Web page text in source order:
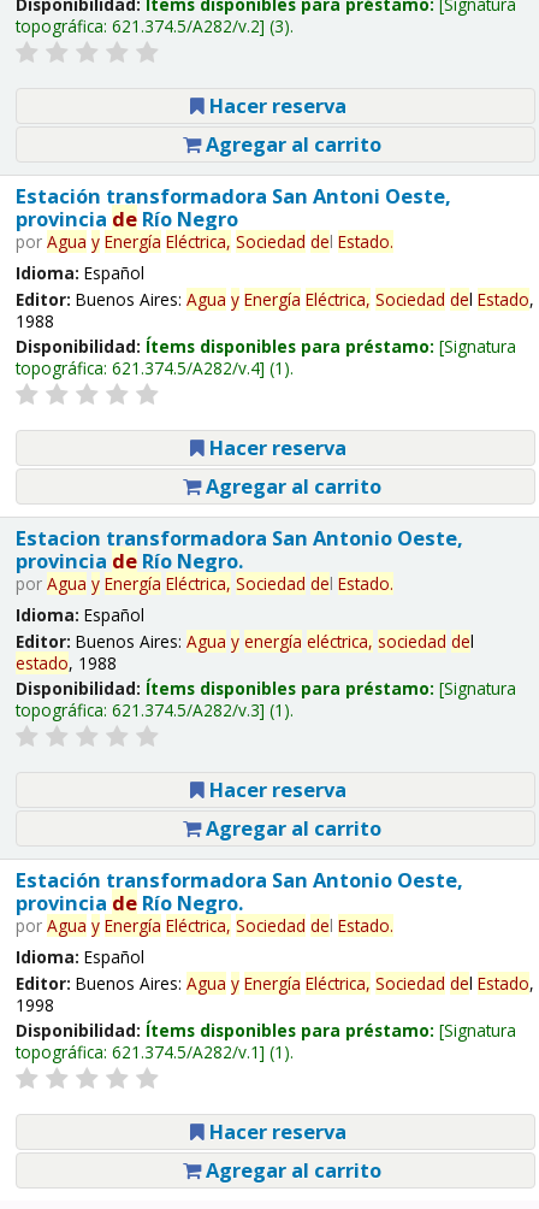
topográfica: 621.374.5/A282/v.2 (3).
Hacer reserva
Agregar al carrito
Estación transformadora San Antoni Oeste,
provincia deRío Negro
por Agua y Energía Eléctrica, Sociedad del Estado.
Idioma: Español
Editor: Buenos Aires: Agua y Energía Eléctrica, Sociedad del Estado,
1988
Disponibilidad: Ítems disponibles para préstamo: Signatura
topográfica: 621.374.5/A282/v.4 (1).
Hacer reserva
Agregar al carrito
Estacion transformadora San Antonio Oeste,
provincia deRío Negro.
por Agua y Energía Eléctrica, Sociedad del Estado.
Idioma: Español
Editor: Buenos Aires: Agua y energía eléctrica, sociedad del
estado, 1988
Disponibilidad: Ítems disponibles para préstamo: Signatura
topográfica: 621.374.5/A282/v.3 (1).
Hacer reserva
Agregar al carrito
Estación transformadora San Antonio Oeste,
provincia deRío Negro.
por Agua y Energía Eléctrica, Sociedad del Estado.
Idioma: Español
Editor: Buenos Aires: Agua y Energía Eléctrica, Sociedad del Estado,
1998
Disponibilidad: Ítems disponibles para préstamo: Signatura
topográfica: 621.374.5/A282/v.1 (1).
Hacer reserva
Agregar al carrito